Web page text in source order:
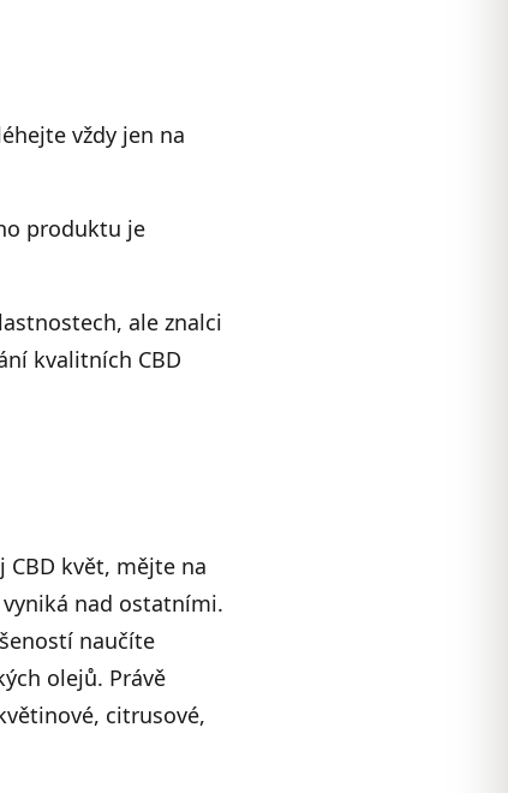
vždy jen na
produktu je
ale znalci
kvalitních CBD
CBD květ, mějte na
nad ostatními.
naučíte
olejů. Právě
citrusové,